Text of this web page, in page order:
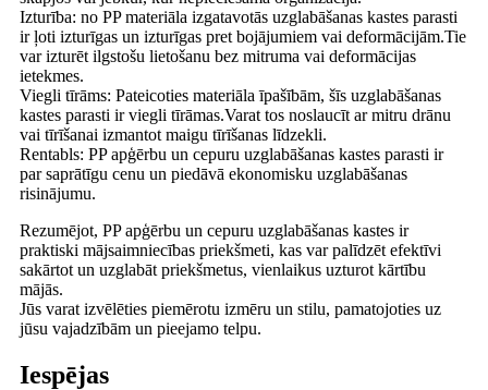
Izturība: no PP materiāla izgatavotās uzglabāšanas kastes parasti
ir ļoti izturīgas un izturīgas pret bojājumiem vai deformācijām.Tie
var izturēt ilgstošu lietošanu bez mitruma vai deformācijas
ietekmes.
Viegli tīrāms: Pateicoties materiāla īpašībām, šīs uzglabāšanas
kastes parasti ir viegli tīrāmas.Varat tos noslaucīt ar mitru drānu
vai tīrīšanai izmantot maigu tīrīšanas līdzekli.
Rentabls: PP apģērbu un cepuru uzglabāšanas kastes parasti ir
par saprātīgu cenu un piedāvā ekonomisku uzglabāšanas
risinājumu.
Rezumējot, PP apģērbu un cepuru uzglabāšanas kastes ir
praktiski mājsaimniecības priekšmeti, kas var palīdzēt efektīvi
sakārtot un uzglabāt priekšmetus, vienlaikus uzturot kārtību
mājās.
Jūs varat izvēlēties piemērotu izmēru un stilu, pamatojoties uz
jūsu vajadzībām un pieejamo telpu.
Iespējas